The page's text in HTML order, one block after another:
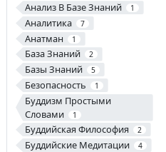
Анализ В Базе Знаний 1
Аналитика 7
Анатман 1
База Знаний 2
Базы Знаний 5
Безопасность 1
Буддизм Простыми
Словами
1
Буддийская Философия 2
Буддийские Медитации 4